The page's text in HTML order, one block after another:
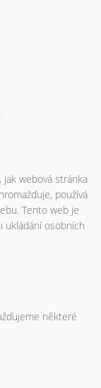
jak webová stránka
používá
Tento web je
ukládání osobních
některé